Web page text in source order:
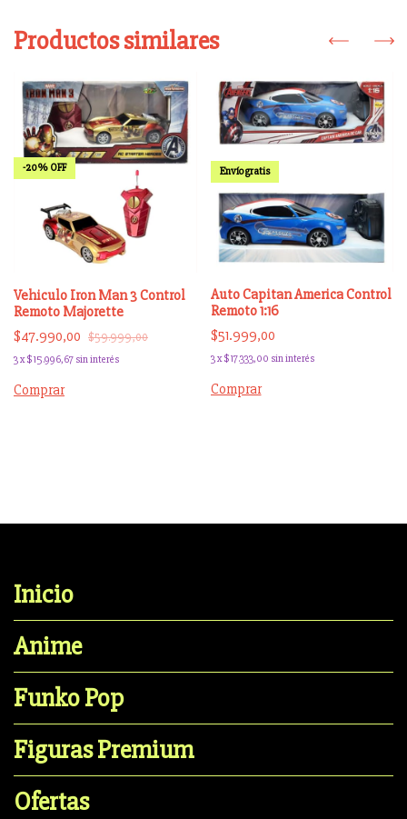
Productos similares
-20% OFF
Vehiculo Iron Man 3 Control
Remoto Majorette
$47.990,00 $59.999,00
3x$15.996,67 sin interés
Comprar
Envío gratis
Auto Capitan America Control
Remoto 1:16
$51.999,00
3x$17.333,00 sin interés
Comprar
Inicio
Anime
Funko Pop
Figuras Premium
Ofertas